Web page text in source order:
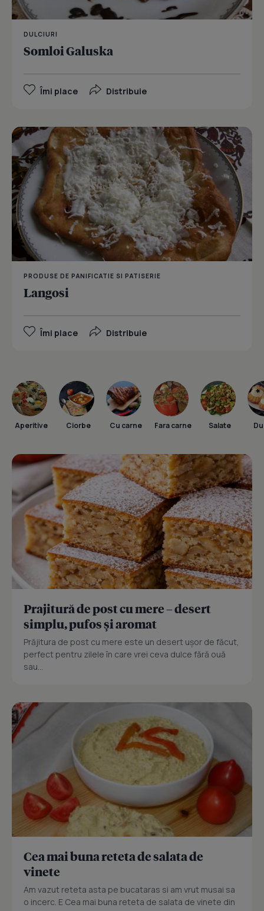
DULCIURI
Somloi Galuska
Îmi place Distribuie
PRODUSE DE PANIFICATIE SI PATISERIE
Langosi
Îmi place Distribuie
Aperitive Ciorbe Cu carne Fara carne Salate
Prajitură de post cu mere – desert
simplu, pufos și aromat
Prăjitura de post cu mere este un desert ușor de făcut,
perfect pentru zilele în care vrei ceva dulce fără ouă
sau...
Cea mai buna reteta de salata de
vinete
Am vazut reteta asta pe bucataras si am vrut musai sa
o incerc. E Cea mai buna reteta de salata de vinete din